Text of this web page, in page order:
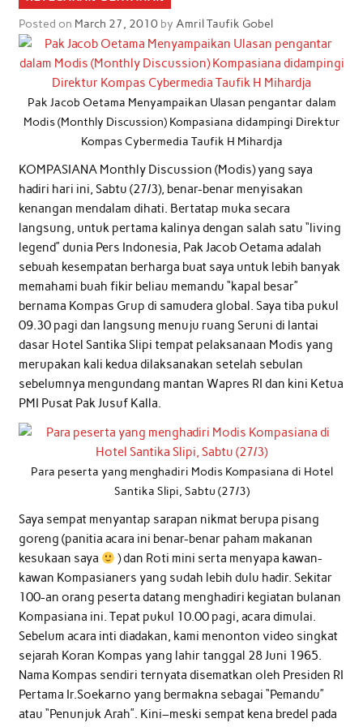
Posted on March 27, 2010by Amril Taufik Gobel
Pak Jacob Oetama Menyampaikan Ulasan pengantar dalam
Modis (Monthly Discussion) Kompasiana didampingi Direktur
Kompas Cybermedia Taufik H Mihardja
KOMPASIANA Monthly Discussion (Modis) yang saya
hadiri hari ini, Sabtu (27/3), benar-benar menyisakan
kenangan mendalam dihati. Bertatap muka secara
langsung, untuk pertama kalinya dengan salah satu “living
legend” dunia Pers Indonesia, Pak Jacob Oetama adalah
sebuah kesempatan berharga buat saya untuk lebih banyak
memahami buah fikir beliau memandu “kapal besar”
bernama Kompas Grup di samudera global. Saya tiba pukul
09.30 pagi dan langsung menuju ruang Seruni di lantai
dasar Hotel Santika Slipi tempat pelaksanaan Modis yang
merupakan kali kedua dilaksanakan setelah sebulan
sebelumnya mengundang mantan Wapres RI dan kini Ketua
PMI Pusat Pak Jusuf Kalla.
Para peserta yang menghadiri Modis Kompasiana di Hotel
Santika Slipi, Sabtu (27/3)
Saya sempat menyantap sarapan nikmat berupa pisang
goreng (panitia acara ini benar-benar paham makanan
kesukaan saya
) dan Roti mini serta menyapa kawan-
kawan Kompasianers yang sudah lebih dulu hadir. Sekitar
100-an orang peserta datang menghadiri kegiatan bulanan
Kompasiana ini. Tepat pukul 10.00 pagi, acara dimulai.
Sebelum acara inti diadakan, kami menonton video singkat
sejarah Koran Kompas yang lahir tanggal 28 Juni 1965.
Nama Kompas sendiri ternyata disematkan oleh Presiden RI
Pertama Ir.Soekarno yang bermakna sebagai “Pemandu”
atau “Penunjuk Arah”. Kini–meski sempat kena bredel pada